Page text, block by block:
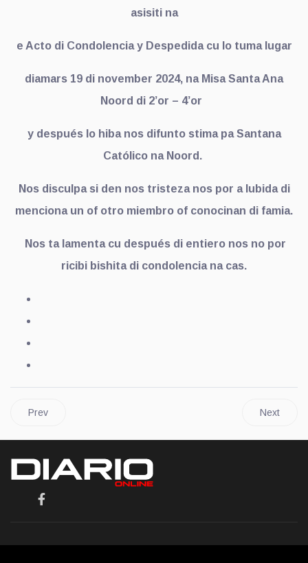
asisiti na
e Acto di Condolencia y Despedida cu lo tuma lugar
diamars 19 di november 2024, na Misa Santa Ana
Noord di 2’or – 4’or
y después lo hiba nos difunto stima pa Santana
Católico na Noord.
Nos disculpa si den nos tristeza nos por a lubida di
menciona un of otro miembro of conocinan di famia.
Nos ta lamenta cu después di entiero nos no por
ricibi bishita di condolencia na cas.
Prev Next